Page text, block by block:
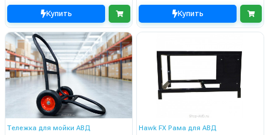
Купить Купить
Тележка для мойки АВД Hawk FX Рама для АВД